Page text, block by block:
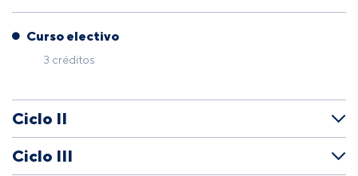
Curso electivo
3 créditos
Ciclo II
Ciclo III